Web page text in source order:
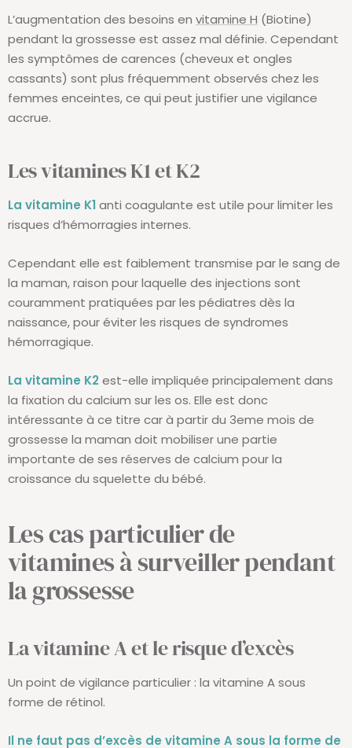
L’augmentation des besoins en vitamine H (Biotine)
pendant la grossesse est assez mal définie. Cependant
les symptômes de carences (cheveux et ongles
cassants) sont plus fréquemment observés chez les
femmes enceintes, ce qui peut justifier une vigilance
accrue.
Les vitamines K1 et K2
La vitamine K1anti coagulante est utile pour limiter les
risques d’hémorragies internes.
Cependant elle est faiblement transmise par le sang de
la maman, raison pour laquelle des injections sont
couramment pratiquées par les pédiatres dès la
naissance, pour éviter les risques de syndromes
hémorragique.
La vitamine K2est-elle impliquée principalement dans
la fixation du calcium sur les os. Elle est donc
intéressante à ce titre car à partir du 3eme mois de
grossesse la maman doit mobiliser une partie
importante de ses réserves de calcium pour la
croissance du squelette du bébé.
Les cas particulier de
vitamines à surveiller pendant
la grossesse
La vitamine A et le risque d’excès
Un point de vigilance particulier : la vitamine A sous
forme de rétinol.
Il ne faut pas d’excès de vitamine A sous la forme de